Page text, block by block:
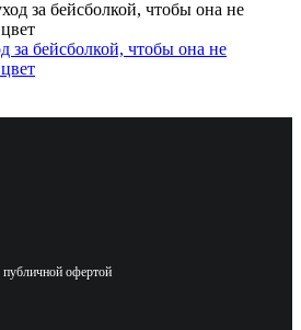
за бейсболкой, чтобы она не
офертой